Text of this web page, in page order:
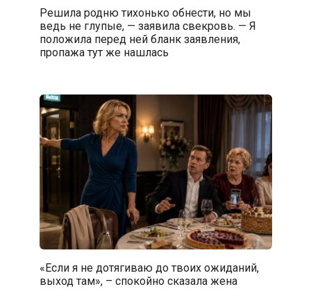
Решила родню тихонько обнести, но мы
ведь не глупые, — заявила свекровь. — Я
положила перед ней бланк заявления,
пропажа тут же нашлась
«Если я не дотягиваю до твоих ожиданий,
выход там», – спокойно сказала жена